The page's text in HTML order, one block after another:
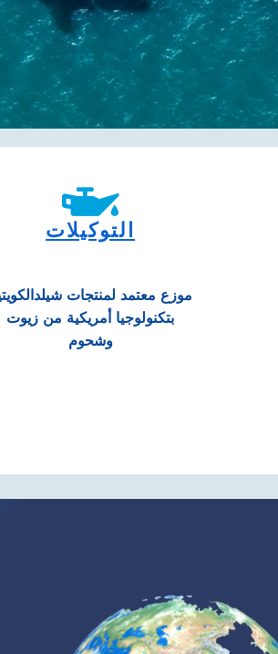
التوكيلات
موزع معتمد لمنتجات
بتكنولوجيا أمريكية من زيوت
وشحوم